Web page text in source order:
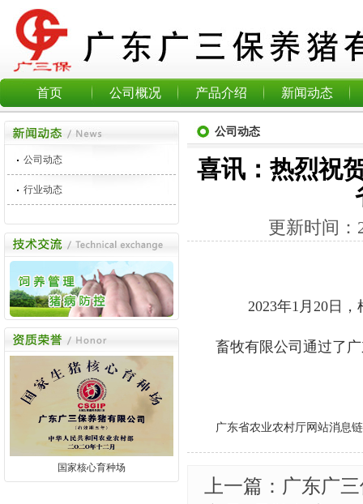
首页 公司概况 产品介绍 新闻动态
公司动态
行业动态
国家核心育种场
公司动态
喜讯：热烈祝
更新时间：
2023年1月20日，
畜牧有限公司通过了
广东省农业农村厅网站消息
上一篇：广东广